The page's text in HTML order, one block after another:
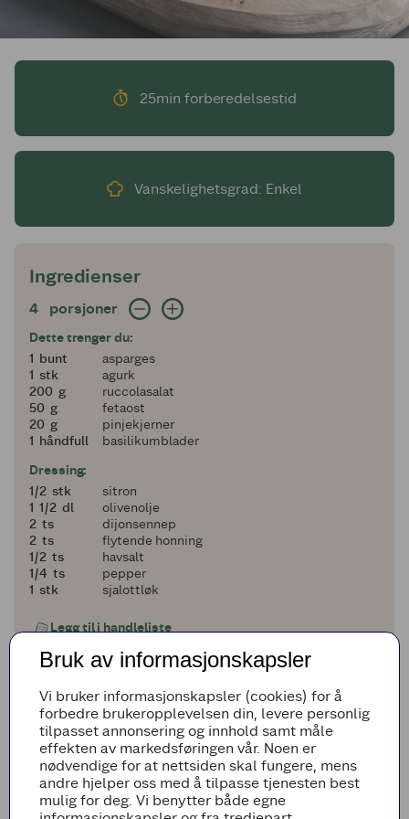
25min forberedelsestid
Vanskelighetsgrad: Enkel
Ingredienser
4 porsjoner
4 porsjoner
Dette trenger du:
11 bunt
asparges
11 stk
agurk
200
200 g
ruccolasalat
50
50 g
fetaost
20
20 g
pinjekjerner
11 håndfull
basilikumblader
Dressing:
en halv
1/2 stk
sitron
1 og en halv
1 1/2 dl
olivenolje
2
2 ts
dijonsennep
2
2 ts
flytende honning
en halv
1/2 ts
havsalt
en fjerdedel
1/4 ts
pepper
11 stk sjalottløk
Legg til i handleliste
Fremgangsmetode
Knekk av den nederste, trevlete delen av
aspargesene. Legg en og en asparges flatt på
en fjøl og skjær tynne bånd med en
grønnsaksskreller.
Bruk av informasjonskapsler
Vi bruker informasjonskapsler (cookies) for å
forbedre brukeropplevelsen din, levere personlig
tilpasset annonsering og innhold samt måle
effekten av markedsføringen vår. Noen er
nødvendige for at nettsiden skal fungere, mens
andre hjelper oss med å tilpasse tjenesten best
mulig for deg. Vi benytter både egne